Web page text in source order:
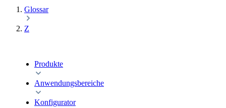
Glossar
Z
Produkte
Anwendungsbereiche
Konfigurator